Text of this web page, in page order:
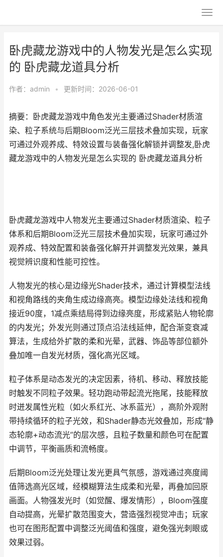
卧虎藏龙游戏中的人物发光是怎么实现
的 卧虎藏龙道具分析
作者： admin • 更新时间：2026-06-01
摘要：卧虎藏龙游戏中角色发光主要通过Shader材质渲
染、粒子系统与后期Bloom泛光三层技术叠加实现，玩家
可通过外观养成、特效设置与装备强化解锁并调整发,卧虎
藏龙游戏中的人物发光是怎么实现的 卧虎藏龙道具分析
卧虎藏龙游戏中人物发光主要通过Shader材质渲染、粒子
体系和后期Bloom泛光三层技术叠加实现，玩家可通过外
观养成、特效配置和装备强化解开并调整发光效果，兼具
视觉辨识度和性能可控性。
人物发光的核心是边缘光Shader技术，通过计算模型法线
和视角路线的夹角生成边缘高亮。模型边缘处法线和视角
接近90度，1减点乘结局得到边缘亮度，形成紧贴人物轮廓
的内发光；外发光则通过顶点沿法线延伸，配合渐变衰减
算法，生成给外扩散的柔和光晕，武器、饰品等部位额外
叠加唯一自发光材质，强化高光区域。
粒子体系是动态发光的决定因素，待机、移动、释放技能
时触发不同粒子效果。轻功跑动带起流光拖尾，技能释放
时迸发属性光粒（如火系红光、冰系蓝光），高阶外观附
带持续循环的粒子光效，和Shader静态光效叠加，形成“静
态轮廓+动态流光”的层次感，且粒子数量和颜色可在配置
中调节，平衡画质和流畅度。
后期Bloom泛光处理让发光更具气氛感，游戏通过亮度阈
值筛选高光区域，经模糊算法生成柔和光晕，再叠加回原
画面。人物强发光时（如觉醒、爆发情形），Bloom强度
自动提高，光晕扩散范围变大，营造强烈视觉冲击；玩家
也可在图形配置中调整泛光阈值和强度，避免强光刺眼或
效果过弱。